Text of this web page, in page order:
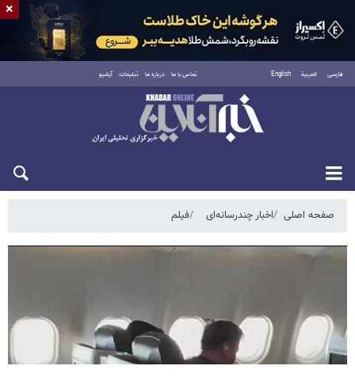
فارسی العربية English تماس با ما درباره ما تبلیغات آرشیو
پنجشنبه ۱۵ مرداد ۱۴۰۵
صفحه اصلی اخبار چندرسانه‌ای فیلم
×